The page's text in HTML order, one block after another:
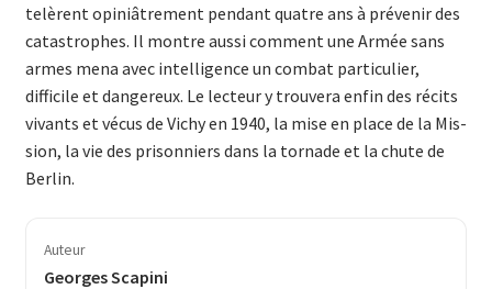
telèrent opiniâtrement pendant quatre ans à prévenir des
catastrophes. Il montre aussi comment une Armée sans
armes mena avec intelligence un combat particulier,
difficile et dangereux. Le lecteur y trouvera enfin des récits
vivants et vécus de Vichy en 1940, la mise en place de la Mis­
sion, la vie des prisonniers dans la tornade et la chute de
Berlin.
Auteur
Georges Scapini